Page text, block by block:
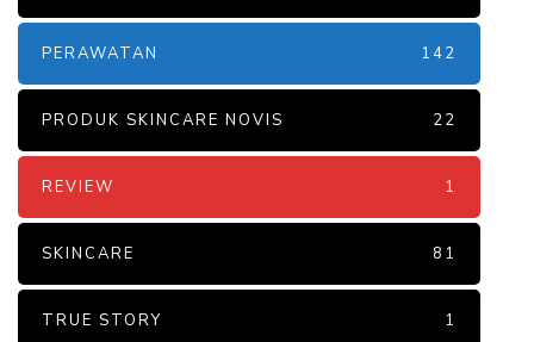
PERAWATAN 142
PRODUK SKINCARE NOVIS 22
REVIEW 1
SKINCARE 81
TRUE STORY 1